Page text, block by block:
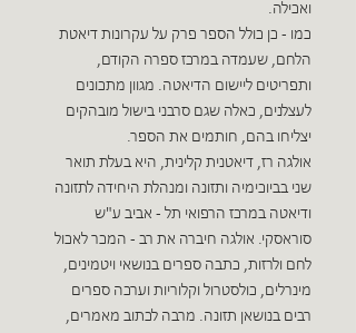
ואכילה.
כמו - כן כולל הספר פרק על עקרונות דיאטת
הלחם, שעמדה במרכז ספרה הקודם,
ותפריטים ליישום הדיאטה. מגוון מתכונים
לעצלנים, כאלה שגם סרבני בישול מובהקים
יצליחו בהם, חותמים את הספר.
אולגה רז, דיאטנית קלינית, היא בעלת תואר
שני בביוכימיה ותזונה ומנהלת היחידה לתזונה
ודיאטה במרכז הרפואי תל - אביב ע"ש
סוראסקי. אולגה חיברה את רב - המכר לאכול
לחם ולרזות, כתבה ספרים בנושאי ויטמינים,
מינרלים, כולסטרול וקלוריות וערכה ספרים
רבים בנושאן תזונה. מרבה לכתוב מאמרים,